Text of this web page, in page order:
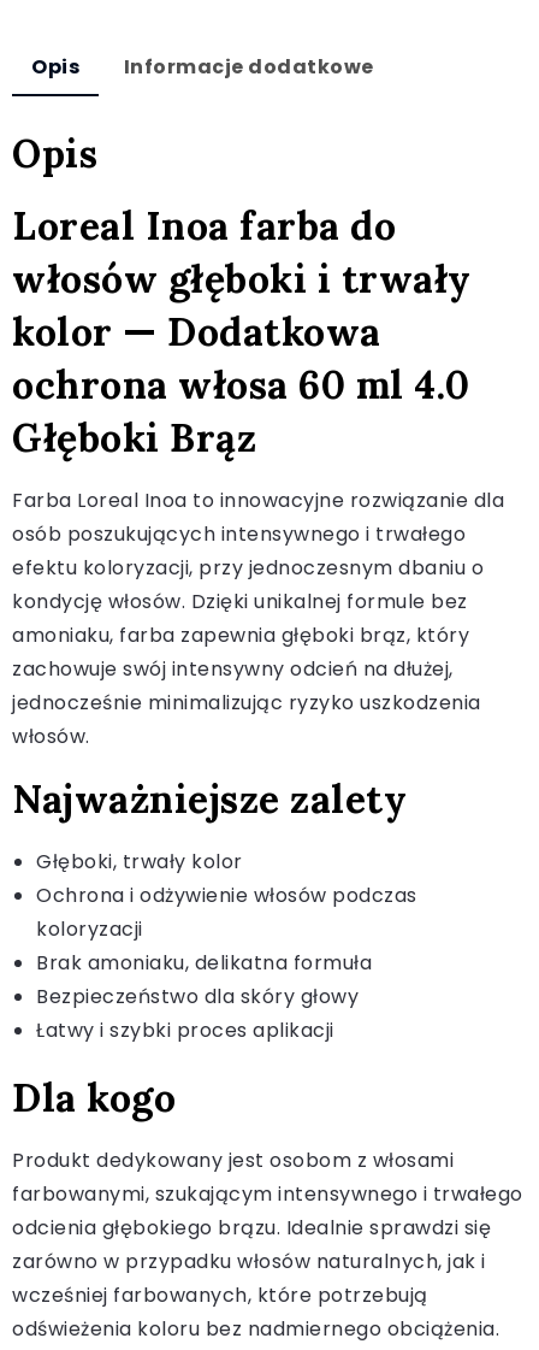
Opis Informacje dodatkowe
Opis
Loreal Inoa farba do
włosów głęboki i trwały
kolor — Dodatkowa
ochrona włosa 60 ml 4.0
Głęboki Brąz
Farba Loreal Inoa to innowacyjne rozwiązanie dla
osób poszukujących intensywnego i trwałego
efektu koloryzacji, przy jednoczesnym dbaniu o
kondycję włosów. Dzięki unikalnej formule bez
amoniaku, farba zapewnia głęboki brąz, który
zachowuje swój intensywny odcień na dłużej,
jednocześnie minimalizując ryzyko uszkodzenia
włosów.
Najważniejsze zalety
Głęboki, trwały kolor
Ochrona i odżywienie włosów podczas
koloryzacji
Brak amoniaku, delikatna formuła
Bezpieczeństwo dla skóry głowy
Łatwy i szybki proces aplikacji
Dla kogo
Produkt dedykowany jest osobom z włosami
farbowanymi, szukającym intensywnego i trwałego
odcienia głębokiego brązu. Idealnie sprawdzi się
zarówno w przypadku włosów naturalnych, jak i
wcześniej farbowanych, które potrzebują
odświeżenia koloru bez nadmiernego obciążenia.